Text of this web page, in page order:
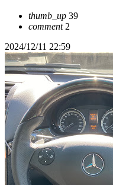
thumb_up 39
comment2
2024/12/11 22:59